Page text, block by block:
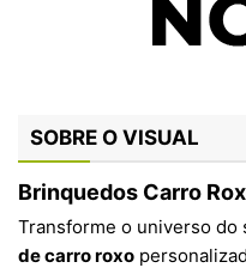
SOBRE O VISUAL
Brinquedos Carro
Transforme o universo do
de carro roxo